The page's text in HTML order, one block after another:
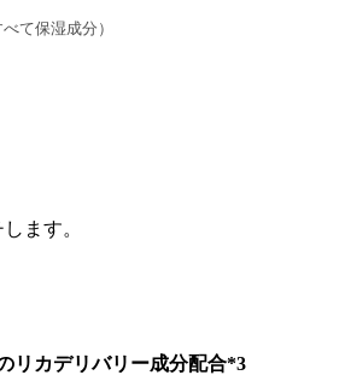
て保湿成分）
ます。
リカデリバリー成分配合*3